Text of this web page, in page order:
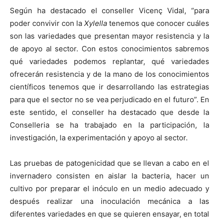
Según ha destacado el conseller Vicenç Vidal, “para
poder convivir con la Xylella tenemos que conocer cuáles
son las variedades que presentan mayor resistencia y la
de apoyo al sector. Con estos conocimientos sabremos
qué variedades podemos replantar, qué variedades
ofrecerán resistencia y de la mano de los conocimientos
científicos tenemos que ir desarrollando las estrategias
para que el sector no se vea perjudicado en el futuro”. En
este sentido, el conseller ha destacado que desde la
Conselleria se ha trabajado en la participación, la
investigación, la experimentación y apoyo al sector.
Las pruebas de patogenicidad que se llevan a cabo en el
invernadero consisten en aislar la bacteria, hacer un
cultivo por preparar el inóculo en un medio adecuado y
después realizar una inoculación mecánica a las
diferentes variedades en que se quieren ensayar, en total